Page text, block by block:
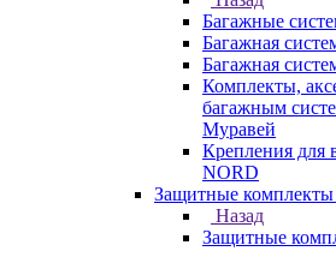
Багажные
Багажная
Багажная
Комплекты,
багажным
Муравей
Крепления для
NORD
Защитные комплекты
Назад
Защитные